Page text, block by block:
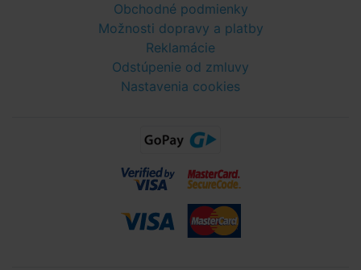
Obchodné podmienky
Možnosti dopravy a platby
Reklamácie
Odstúpenie od zmluvy
Nastavenia cookies